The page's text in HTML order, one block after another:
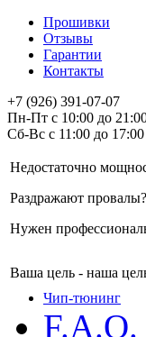
Прошивки
Отзывы
Гарантии
Контакты
+7 (926) 391-07-07
Пн-Пт с 10:00 до
Сб-Вс с 11:00 до 17:00
Недостаточно
Раздражают провалы?
Нужен
Ваша цель - наша
Чип-тюнинг
F.A.Q.